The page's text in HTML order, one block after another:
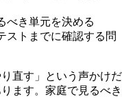
べき単元を決める
ストまでに確認する問
直す」という声かけだ
ます。家庭で見るべき